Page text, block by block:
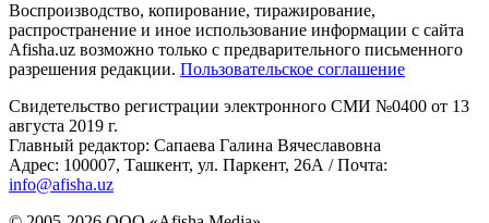
Воспроизводство, копирование, тиражирование,
распространение и иное использование информации с сайта
Afisha.uz возможно только с предварительного письменного
разрешения редакции. Пользовательское соглашение
Свидетельство регистрации электронного СМИ №0400 от 13
августа 2019 г.
Главный редактор: Сапаева Галина Вячеславовна
Адрес: 100007, Ташкент, ул. Паркент, 26А / Почта:
info@afisha.uz